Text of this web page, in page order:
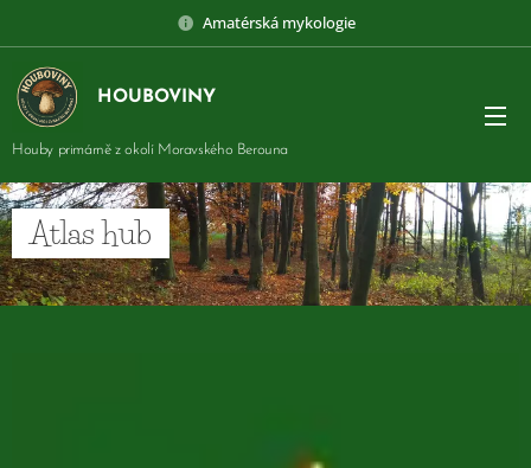
Amatérská mykologie
HOUBOVINY
Houby primárně z okolí Moravského Berouna
Atlas hub